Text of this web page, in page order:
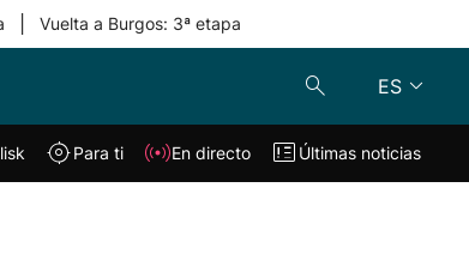
Vuelta a Burgos: 3ª etapa
ES
Klisk En directo
Para ti En directo Últimas noticias